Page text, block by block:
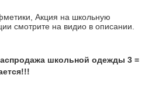
Акция на школьную
смотрите на видио в описании.
школьной одежды 3 =